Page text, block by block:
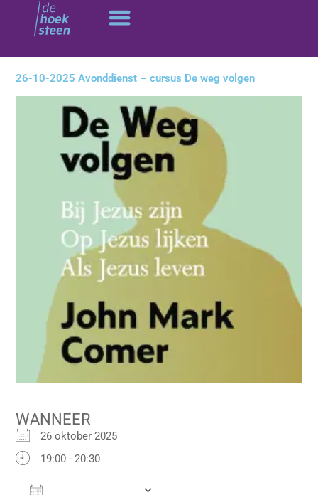
inhoud
26-10-2025 Avonddienst – cursus De weg volgen
WANNEER
26 oktober 2025
19:00 - 20:30